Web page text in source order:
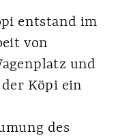
entstand im
von
und
Köpi ein
des